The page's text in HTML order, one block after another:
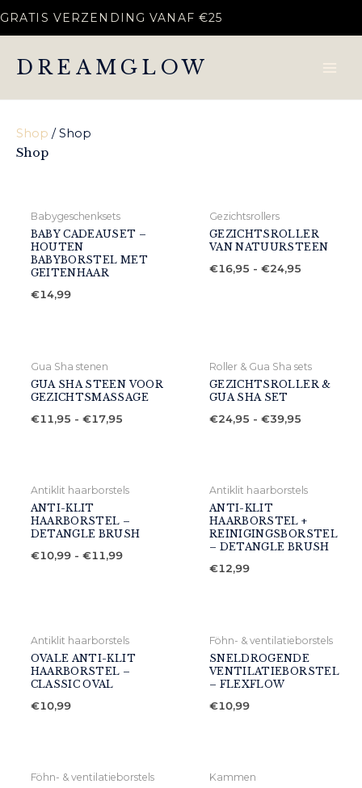
inhoud
GRATIS VERZENDING VANAF €25
DREAMGLOW
Shop / Shop
Shop
Babygeschenksets
BABY CADEAUSET –
HOUTEN
BABYBORSTEL MET
GEITENHAAR
€14,99
Gezichtsrollers
GEZICHTSROLLER
VAN NATUURSTEEN
€16,95 - €24,95
Gua Sha stenen
GUA SHA STEEN VOOR
GEZICHTSMASSAGE
€11,95 - €17,95Prijsklasse:
Roller & Gua Sha sets
GEZICHTSROLLER &
GUA SHA SET
€24,95 - €39,95
Antiklit haarborstels
ANTI-KLIT
HAARBORSTEL –
DETANGLE BRUSH
€10,99 - €11,99Prijsklasse:
Antiklit haarborstels
ANTI-KLIT
HAARBORSTEL +
REINIGINGSBORSTEL
– DETANGLE BRUSH
€12,99
Antiklit haarborstels
OVALE ANTI-KLIT
HAARBORSTEL –
CLASSIC OVAL
€10,99
Föhn- & ventilatieborstels
SNELDROGENDE
VENTILATIEBORSTEL
– FLEXFLOW
€10,99
Föhn- & ventilatieborstels
Kammen